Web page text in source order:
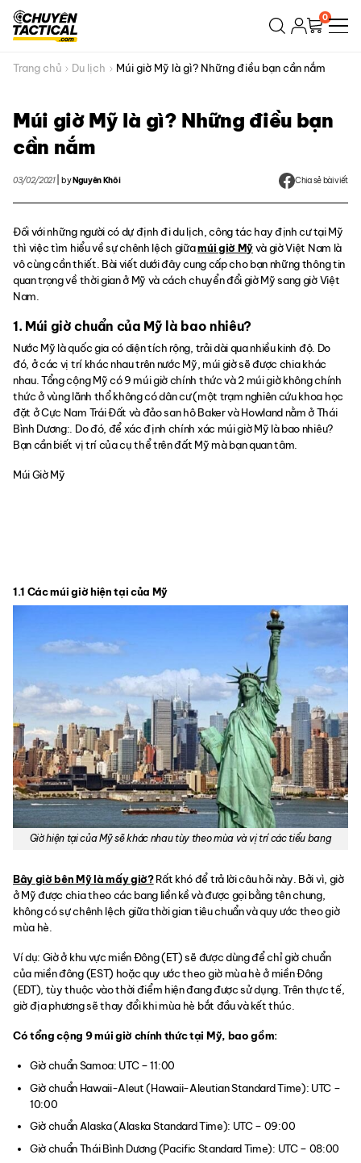
Bỏ
qua
dung
0
Trang chủ Du lịch Múi giờ Mỹ là gì? Những điều bạn cần nắm
Múi giờ Mỹ là gì? Những điều bạn
cần nắm
03/02/2021| byNguyên Khôi Chia sẻ bài viết
Đối với những người có dự định đi du lịch, công tác hay định cư tại Mỹ
thì việc tìm hiểu về sự chênh lệch giữamúi giờ Mỹvà giờ Việt Nam là
vô cùng cần thiết. Bài viết dưới đây cung cấp cho bạn những thông tin
quan trọng về thời gian ở Mỹ và cách chuyển đổi giờ Mỹ sang giờ Việt
Nam.
1. Múi giờ chuẩn của Mỹ là bao nhiêu?
Nước Mỹ là quốc gia có diện tích rộng, trải dài qua nhiều kinh độ. Do
đó, ở các vị trí khác nhau trên nước Mỹ, múi giờ sẽ được chia khác
nhau. Tổng cộng Mỹ có 9 múi giờ chính thức và 2 múi giờ không chính
thức ở vùng lãnh thổ không có dân cư (một trạm nghiên cứu khoa học
đặt ở Cực Nam Trái Đất và đảo san hô Baker và Howland nằm ở Thái
Bình Dương:. Do đó, để xác định chính xác múi giờ Mỹ là bao nhiêu?
Bạn cần biết vị trí của cụ thể trên đất Mỹ mà bạn quan tâm.
Múi Giờ Mỹ
1.1 Các múi giờ hiện tại của Mỹ
Giờ hiện tại của Mỹ sẽ khác nhau tùy theo mùa và vị trí các tiểu bang
Bây giờ bên Mỹ là mấy giờ?Rất khó để trả lời câu hỏi này. Bởi vì, giờ
ở Mỹ được chia theo các bang liền kề và được gọi bằng tên chung,
không có sự chênh lệch giữa thời gian tiêu chuẩn và quy ước theo giờ
mùa hè.
Ví dụ: Giờ ở khu vực miền Đông (ET) sẽ được dùng để chỉ giờ chuẩn
của miền đông (EST) hoặc quy ước theo giờ mùa hè ở miền Đông
(EDT), tùy thuộc vào thời điểm hiện đang được sử dụng. Trên thực tế,
giờ địa phương sẽ thay đổi khi mùa hè bắt đầu và kết thúc.
Có tổng cộng 9 múi giờ chính thức tại Mỹ, bao gồm:
Giờ chuẩn Samoa: UTC – 11:00
Giờ chuẩn Hawaii-Aleut (Hawaii-Aleutian Standard Time): UTC –
10:00
Giờ chuẩn Alaska (Alaska Standard Time): UTC – 09:00
Giờ chuẩn Thái Bình Dương (Pacific Standard Time): UTC – 08:00